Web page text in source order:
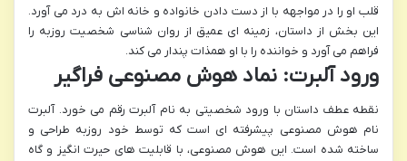
قلب او را در مواجهه با از دست دادن خانواده و خانه اش به درد می آورد.
این بخش از داستان، زمینه ای عمیق از روان شناسی شخصیت روزبه را
فراهم می آورد و خواننده را با او همذات پندار می کند.
ورود آلبرت: نماد هوش مصنوعی فراگیر
نقطه عطف داستان با ورود شخصیتی به نام آلبرت رقم می خورد. آلبرت
نام هوش مصنوعی پیشرفته ای است که توسط خود روزبه طراحی و
ساخته شده است. این هوش مصنوعی، با قابلیت های حیرت انگیز و گاه